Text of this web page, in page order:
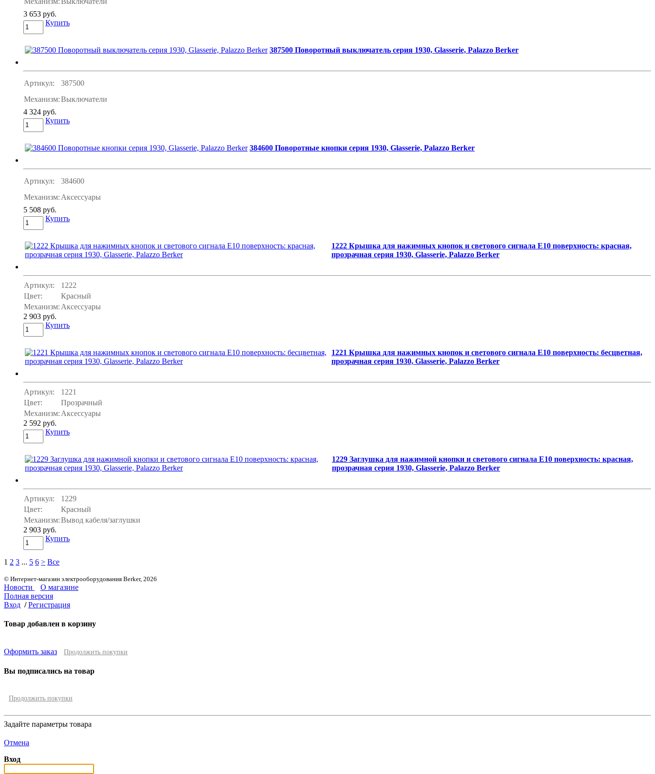
3 653 руб.
Купить
387500 Поворотный выключатель серия 1930, Glasserie, Palazzo Berker
Артикул:
387500
Механизм:Выключатели
4 324 руб.
Купить
384600 Поворотные кнопки серия 1930, Glasserie, Palazzo Berker
Артикул:
384600
Механизм: Аксессуары
5 508 руб.
Купить
1222 Крышка для нажимных кнопок и светового сигнала Е10 поверхность: красная,
прозрачная серия 1930, Glasserie, Palazzo Berker
Артикул:
1222
Цвет:
Красный
Механизм: Аксессуары
2 903 руб.
Купить
1221 Крышка для нажимных кнопок и светового сигнала Е10 поверхность: бесцветная,
прозрачная серия 1930, Glasserie, Palazzo Berker
Артикул:
1221
Цвет:
Прозрачный
Механизм: Аксессуары
2 592 руб.
Купить
1229 Заглушка для нажимной кнопки и светового сигнала Е10 поверхность: красная,
прозрачная серия 1930, Glasserie, Palazzo Berker
Артикул:
1229
Цвет:
Красный
Механизм:Вывод кабеля/заглушки
2 903 руб.
Купить
1 2 3 ... 5 6 > Все
© Интернет-магазин электрооборудования Berker, 2026
Новости
О магазине
Полная версия
Вход / Регистрация
Товар добавлен в корзину
Оформить заказ Продолжить покупки
Вы подписались на товар
Продолжить покупки
Задайте параметры товара
Отмена
Вход